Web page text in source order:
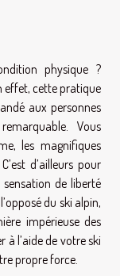
physique ?
effet, cette pratique
aux personnes
Vous
les magnifiques
d’ailleurs pour
de liberté
du ski alpin,
impérieuse des
à l’aide de votre ski
propre force.